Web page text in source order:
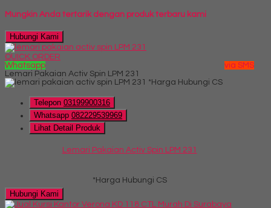
Mungkin Anda tertarik dengan produk terbaru kami
Hubungi Kami
QUICK ORDER
Whatsapp
via SMS
Lemari Pakaian Activ Spin LPM 231
*Harga Hubungi CS
Telepon 03199900316
Whatsapp 082229539969
Lihat Detail Produk
Lemari Pakaian Activ Spin LPM 231
*Harga Hubungi CS
Hubungi Kami